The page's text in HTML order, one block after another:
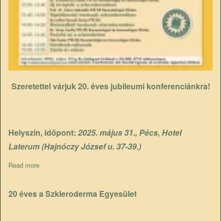
Szeretettel várjuk 20. éves jubileumi konferenciánkra!
Helyszín, időpont: 2025. május 31., Pécs, Hotel
Laterum (Hajnóczy József u. 37-39.)
Read more
20 éves a Szkleroderma Egyesület